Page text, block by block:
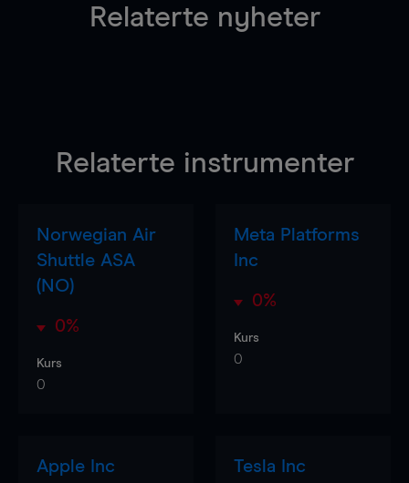
Relaterte nyheter
Relaterte instrumenter
Norwegian Air
Shuttle ASA
(NO)
0%
Kurs
0
Meta Platforms
Inc
0%
Kurs
0
Apple Inc Tesla Inc